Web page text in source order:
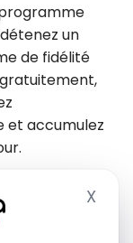
X
un
de fidélité
et accumulez
courriel
adresse